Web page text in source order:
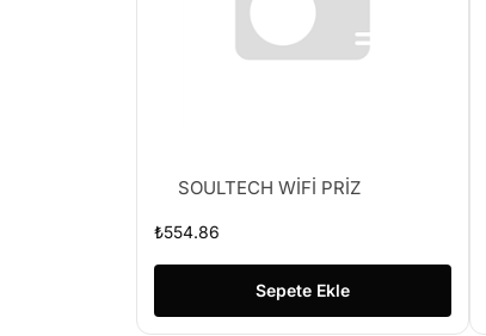
SOULTECH WİFİ PRİZ
₺554.86
Sepete Ekle